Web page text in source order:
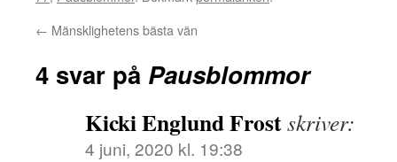
← Mänsklighetens bästa vän
4 svar på Pausblommor
Kicki Englund Frostskriver:
4 juni, 2020 kl. 19:38